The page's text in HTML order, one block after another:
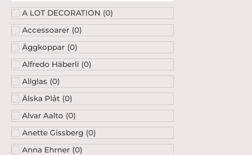
A LOT DECORATION (0)
Accessoarer (0)
Äggkoppar (0)
Alfredo Häberli (0)
Allglas (0)
Älska Plåt (0)
Alvar Aalto (0)
Anette Gissberg (0)
Anna Ehrner (0)